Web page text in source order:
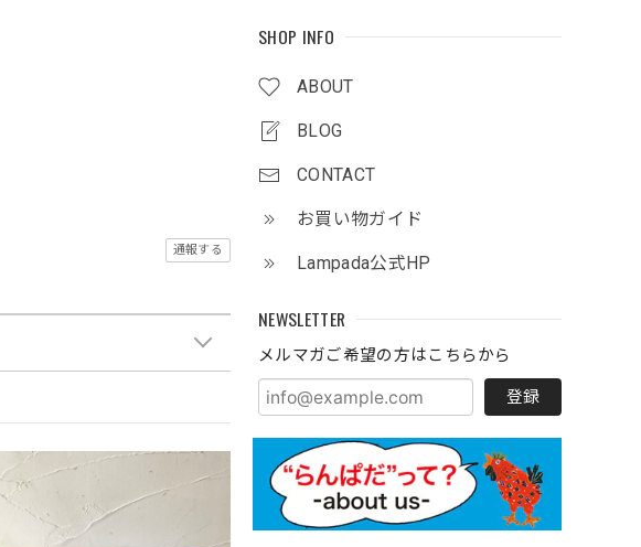
SHOP INFO
ABOUT
BLOG
CONTACT
お買い物ガイド
Lampada公式HP
NEWSLETTER
メルマガご希望の方はこちらから
登録
通報する